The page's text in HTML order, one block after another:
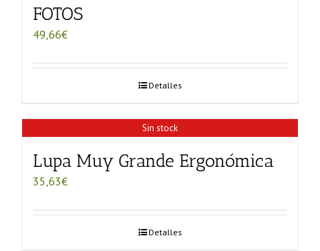
FOTOS
49,66€
Detalles
Sin stock
Lupa Muy Grande Ergonómica
35,63€
Detalles